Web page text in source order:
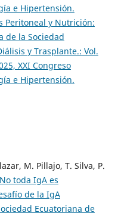
e Hipertensión.
Peritoneal y Nutrición:
de la Sociedad
y Trasplante.: Vol.
XXI Congreso
e Hipertensión.
M. Pillajo, T. Silva, P.
No toda IgA es
de la IgA
Ecuatoriana de